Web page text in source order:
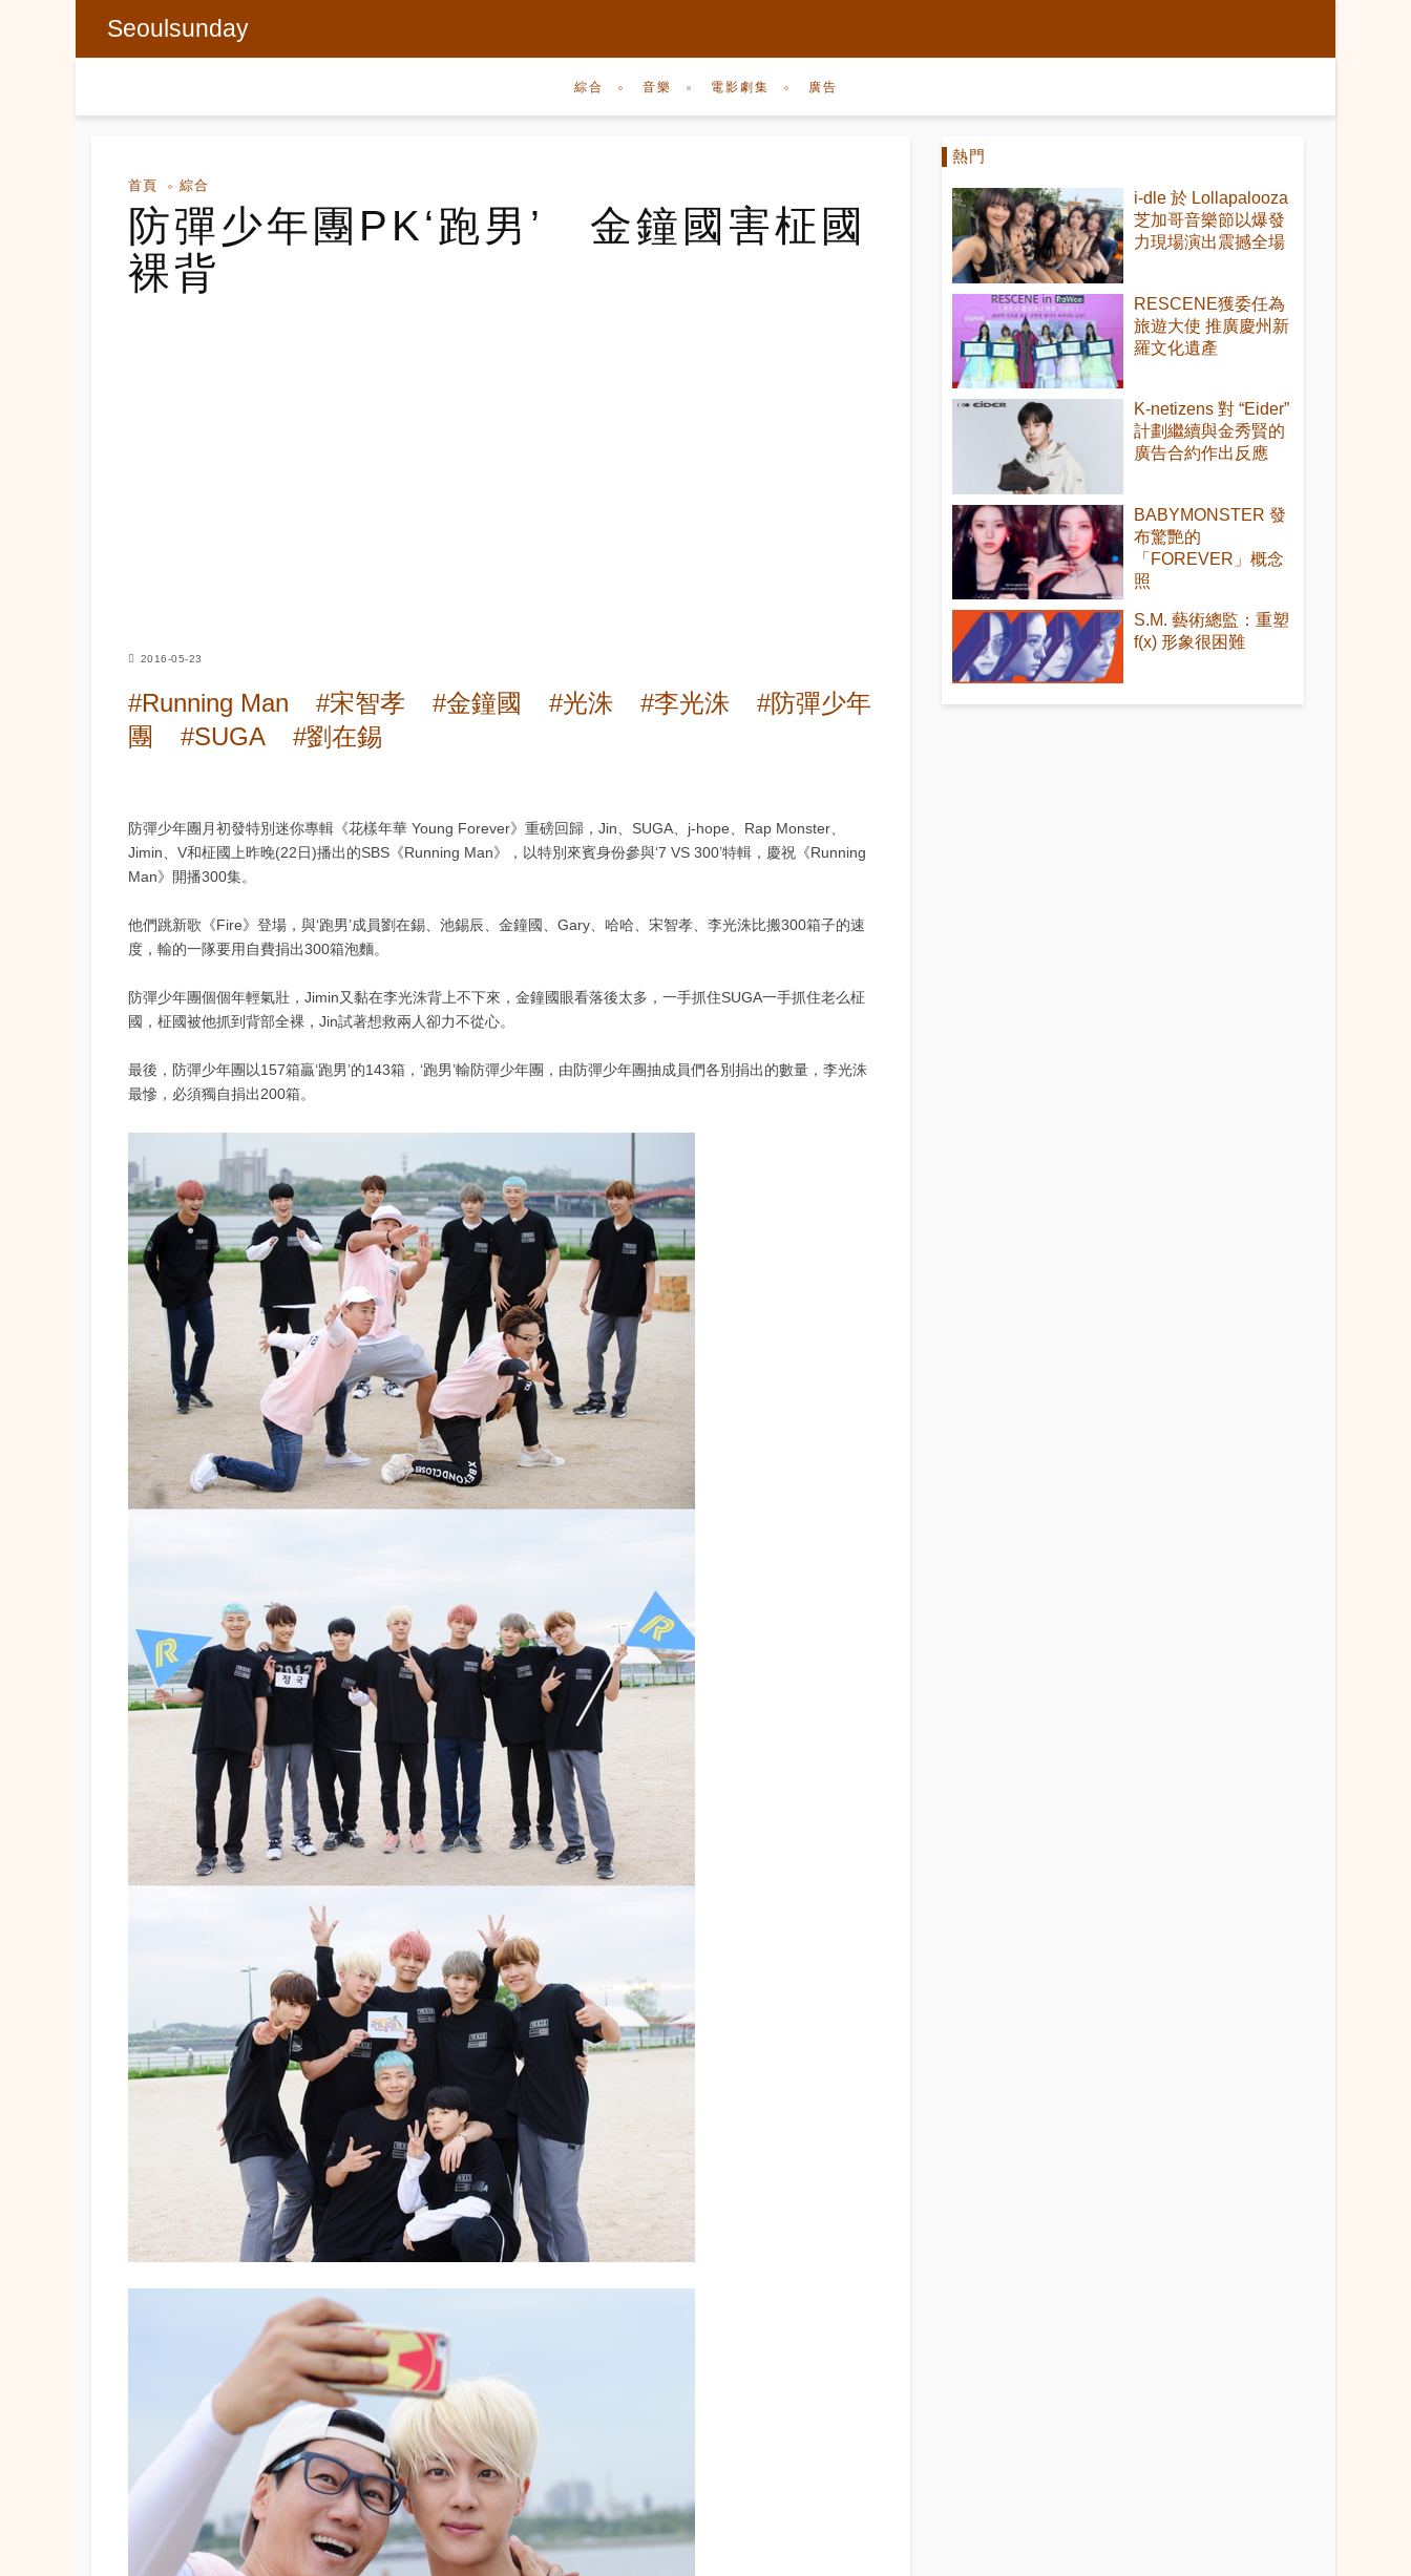
Seoulsunday
綜合 音樂 電影劇集 廣告
首頁 綜合
防彈少年團PK‘跑男’ 金鐘國害柾國
裸背
2016-05-23
#Running Man #宋智孝 #金鐘國 #光洙 #李光洙
#防彈少年
團
#SUGA #劉在錫
防彈少年團月初發特別迷你專輯《花樣年華 Young Forever》重磅回歸，Jin、SUGA、j-hope、Rap Monster、
Jimin、V和柾國上昨晚(22日)播出的SBS《Running Man》，以特別來賓身份參與‘7 VS 300’特輯，慶祝《Running
Man》開播300集。
他們跳新歌《Fire》登場，與‘跑男’成員劉在錫、池錫辰、金鐘國、Gary、哈哈、宋智孝、李光洙比搬300箱子的速
度，輸的一隊要用自費捐出300箱泡麵。
防彈少年團個個年輕氣壯，Jimin又黏在李光洙背上不下來，金鐘國眼看落後太多，一手抓住SUGA一手抓住老么柾
國，柾國被他抓到背部全裸，Jin試著想救兩人卻力不從心。
最後，防彈少年團以157箱贏‘跑男’的143箱，‘跑男’輸防彈少年團，由防彈少年團抽成員們各別捐出的數量，李光洙
最慘，必須獨自捐出200箱。
熱門
i-dle 於 Lollapalooza
芝加哥音樂節以爆發
力現場演出震撼全場
RESCENE獲委任為
旅遊大使 推廣慶州新
羅文化遺產
K-netizens 對 “Eider”
計劃繼續與金秀賢的
廣告合約作出反應
BABYMONSTER 發
布驚艷的
「FOREVER」概念
照
S.M. 藝術總監：重塑
f(x) 形象很困難